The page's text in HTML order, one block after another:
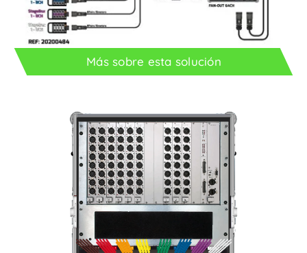
Más sobre esta solución